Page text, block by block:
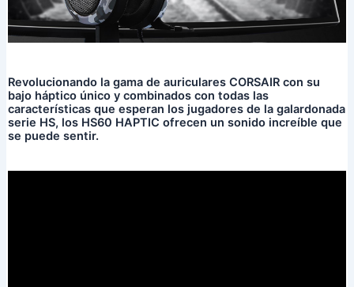
Revolucionando la gama de auriculares CORSAIR con su
bajo háptico único y combinados con todas las
características que esperan los jugadores de la galardonada
serie HS, los HS60 HAPTIC ofrecen un sonido increíble que
se puede sentir.